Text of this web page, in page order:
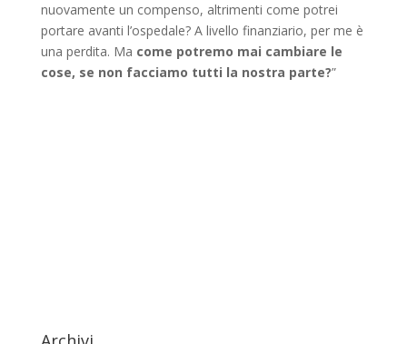
nuovamente un compenso, altrimenti come potrei
portare avanti l’ospedale? A livello finanziario, per me è
una perdita. Ma come potremo mai cambiare le
cose, se non facciamo tutti la nostra parte?”